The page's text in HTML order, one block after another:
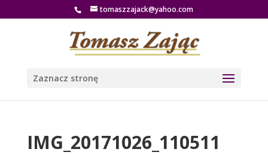
tomaszzajack@yahoo.com
Zaznacz stronę
IMG_20171026_110511